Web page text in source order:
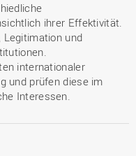
ihrer Effektivität.
Legitimation und
internationaler
und prüfen diese im
Interessen.